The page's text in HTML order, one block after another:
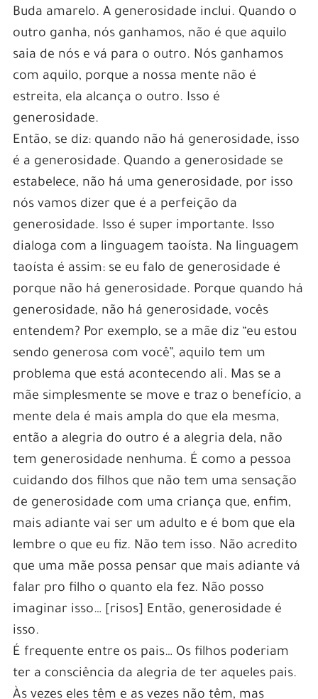
Buda amarelo. A generosidade inclui. Quando o
outro ganha, nós ganhamos, não é que aquilo
saia de nós e vá para o outro. Nós ganhamos
com aquilo, porque a nossa mente não é
estreita, ela alcança o outro. Isso é
generosidade.
Então, se diz: quando não há generosidade, isso
é a generosidade. Quando a generosidade se
estabelece, não há uma generosidade, por isso
nós vamos dizer que é a perfeição da
generosidade. Isso é super importante. Isso
dialoga com a linguagem taoísta. Na linguagem
taoísta é assim: se eu falo de generosidade é
porque não há generosidade. Porque quando há
generosidade, não há generosidade, vocês
entendem? Por exemplo, se a mãe diz “eu estou
sendo generosa com você”, aquilo tem um
problema que está acontecendo ali. Mas se a
mãe simplesmente se move e traz o benefício, a
mente dela é mais ampla do que ela mesma,
então a alegria do outro é a alegria dela, não
tem generosidade nenhuma. É como a pessoa
cuidando dos filhos que não tem uma sensação
de generosidade com uma criança que, enfim,
mais adiante vai ser um adulto e é bom que ela
lembre o que eu fiz. Não tem isso. Não acredito
que uma mãe possa pensar que mais adiante vá
falar pro filho o quanto ela fez. Não posso
imaginar isso… [risos] Então, generosidade é
isso.
É frequente entre os pais… Os filhos poderiam
ter a consciência da alegria de ter aqueles pais.
Às vezes eles têm e as vezes não têm, mas